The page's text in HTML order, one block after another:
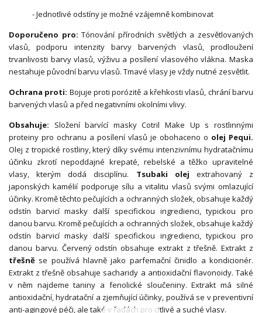
- Jednotlivé odstíny je možné vzájemně kombinovat
Doporučeno pro:Tónování přírodních světlých a zesvětlovaných
vlasů, podporu intenzity barvy barvených vlasů, prodloužení
trvanlivosti barvy vlasů, výživu a posílení vlasového vlákna. Maska
nestahuje původní barvu vlasů. Tmavé vlasy je vždy nutné zesvětlit.
Ochrana proti: Bojuje proti porózitě a křehkosti vlasů, chrání barvu
barvených vlasů a před negativními okolními vlivy.
Obsahuje: Složení barvící masky Cotril Make Up s rostlinnými
proteiny pro ochranu a posílení vlasů je obohaceno o olej Pequi.
Olej z tropické rostliny, který díky svému intenzivnímu hydratačnímu
účinku zkrotí nepoddajné krepaté, rebelské a těžko upravitelné
vlasy, kterým dodá disciplínu. Tsubaki olej extrahovaný z
japonských kamélií podporuje sílu a vitalitu vlasů svými omlazující
účinky. Kromě těchto pečujících a ochranných složek, obsahuje každý
odstín barvicí masky další specifickou ingredienci, typickou pro
danou barvu. Kromě pečujících a ochranných složek, obsahuje každý
odstín barvicí masky další specifickou ingredienci, typickou pro
danou barvu. Červený odstín obsahuje extrakt z třešně. Extrakt z
třešně se používá hlavně jako parfemační činidlo a kondicionér.
Extrakt z třešně obsahuje sacharidy a antioxidační flavonoidy. Také
v něm najdeme taniny a fenolické sloučeniny. Extrakt má silné
antioxidační, hydratační a zjemňující účinky, používá se v preventivní
anti-agingové péči, ale také v řadách pro citlivé a suché vlasy.